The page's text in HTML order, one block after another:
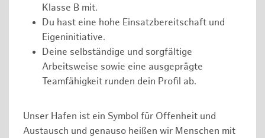
Klasse B mit.
Du hast eine hohe Einsatzbereitschaft und
Eigeninitiative.
Deine selbständige und sorgfältige
Arbeitsweise sowie eine ausgeprägte
Teamfähigkeit runden dein Profil ab.
Unser Hafen ist ein Symbol für Offenheit und
Austausch und genauso heißen wir Menschen mit